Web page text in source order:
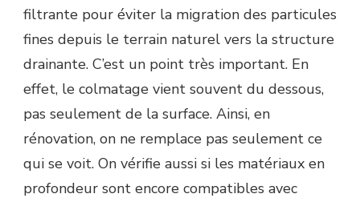
filtrante pour éviter la migration des particules
fines depuis le terrain naturel vers la structure
drainante. C’est un point très important. En
effet, le colmatage vient souvent du dessous,
pas seulement de la surface. Ainsi, en
rénovation, on ne remplace pas seulement ce
qui se voit. On vérifie aussi si les matériaux en
profondeur sont encore compatibles avec